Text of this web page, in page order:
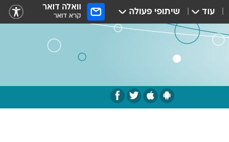
עוד שיתופי פעולה וואלה דואר
קרא דואר